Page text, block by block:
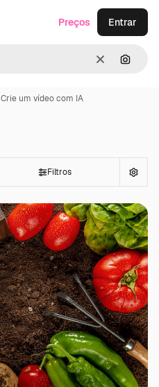
Limpar
Preços Entrar
Crie um vídeo com IA
Filtros